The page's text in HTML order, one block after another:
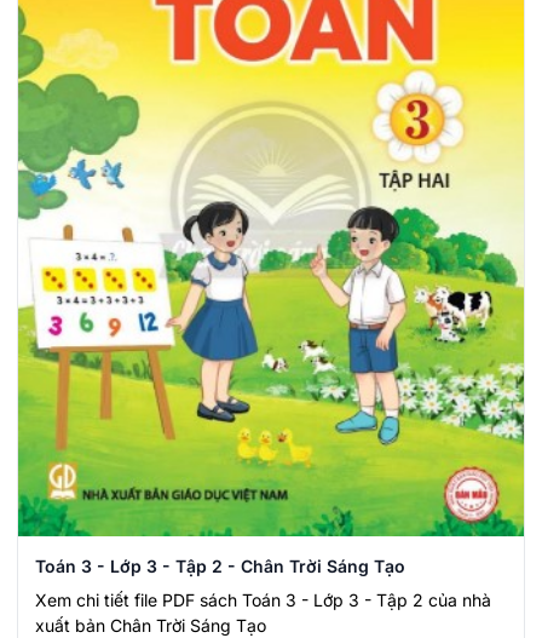
Toán 3 - Lớp 3 - Tập 2 - Chân Trời Sáng Tạo
Xem chi tiết file PDF sách Toán 3 - Lớp 3 - Tập 2 của nhà
xuất bản Chân Trời Sáng Tạo